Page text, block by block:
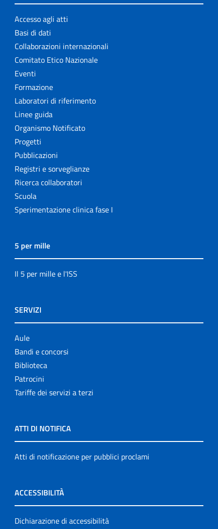
Accesso agli atti
Basi di dati
Collaborazioni internazionali
Comitato Etico Nazionale
Eventi
Formazione
Laboratori di riferimento
Linee guida
Organismo Notificato
Progetti
Pubblicazioni
Registri e sorveglianze
Ricerca collaboratori
Scuola
Sperimentazione clinica fase I
5 per mille
Il 5 per mille e l'ISS
SERVIZI
Aule
Bandi e concorsi
Biblioteca
Patrocini
Tariffe dei servizi a terzi
ATTI DI NOTIFICA
Atti di notificazione per pubblici proclami
ACCESSIBILITÀ
Dichiarazione di accessibilità